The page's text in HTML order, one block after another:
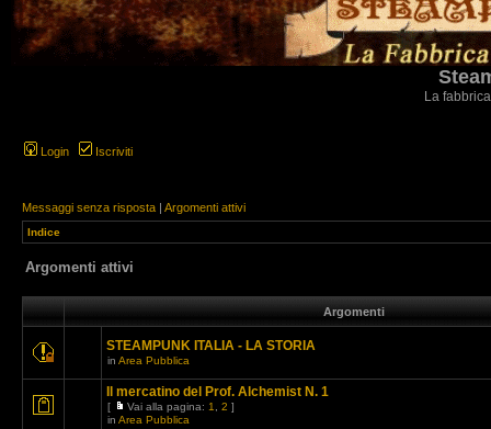
La
Login Iscriviti
Messaggi senza risposta | Argomenti attivi
Indice
Argomenti attivi
Argomenti
STEAMPUNK ITALIA - LA STORIA
in Area Pubblica
Il mercatino del Prof. Alchemist N. 1
[ Vai alla pagina: 1 2 ]
in Area Pubblica